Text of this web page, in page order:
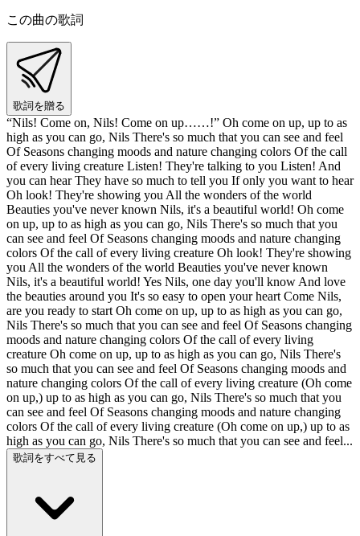
この曲の歌詞
歌詞を贈る
“Nils! Come on, Nils! Come on up……!” Oh come on up, up to as
high as you can go, Nils There's so much that you can see and feel
Of Seasons changing moods and nature changing colors Of the call
of every living creature Listen! They're talking to you Listen! And
you can hear They have so much to tell you If only you want to hear
Oh look! They're showing you All the wonders of the world
Beauties you've never known Nils, it's a beautiful world! Oh come
on up, up to as high as you can go, Nils There's so much that you
can see and feel Of Seasons changing moods and nature changing
colors Of the call of every living creature Oh look! They're showing
you All the wonders of the world Beauties you've never known
Nils, it's a beautiful world! Yes Nils, one day you'll know And love
the beauties around you It's so easy to open your heart Come Nils,
are you ready to start Oh come on up, up to as high as you can go,
Nils There's so much that you can see and feel Of Seasons changing
moods and nature changing colors Of the call of every living
creature Oh come on up, up to as high as you can go, Nils There's
so much that you can see and feel Of Seasons changing moods and
nature changing colors Of the call of every living creature (Oh come
on up,) up to as high as you can go, Nils There's so much that you
can see and feel Of Seasons changing moods and nature changing
colors Of the call of every living creature (Oh come on up,) up to as
high as you can go, Nils There's so much that you can see and feel...
歌詞をすべて見る